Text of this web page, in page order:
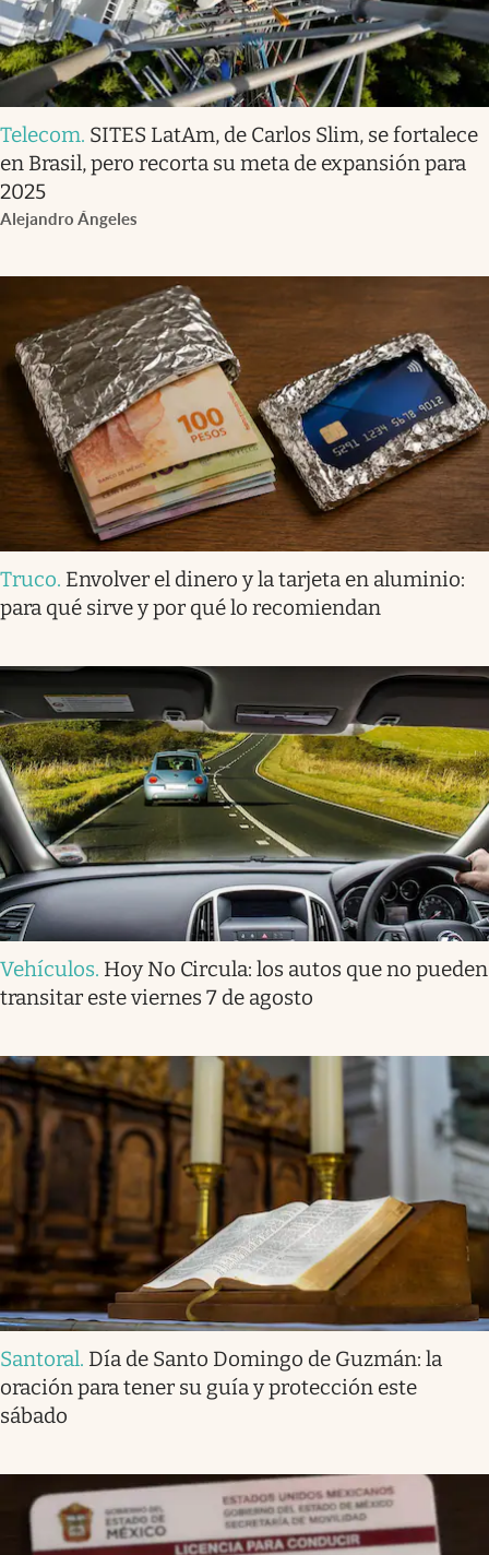
Telecom. SITES LatAm, de Carlos Slim, se fortalece
en Brasil, pero recorta su meta de expansión para
2025
Alejandro Ángeles
Truco. Envolver el dinero y la tarjeta en aluminio:
para qué sirve y por qué lo recomiendan
Vehículos. Hoy No Circula: los autos que no pueden
transitar este viernes 7 de agosto
Santoral. Día de Santo Domingo de Guzmán: la
oración para tener su guía y protección este
sábado